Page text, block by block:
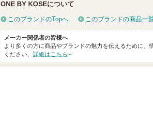
ONE BY KOSEについて
このブランドのTopへ このブランドの商品一
メーカー関係者の皆様へ
より多くの方に商品やブランドの魅力を伝えるために
ください。 詳細はこちら